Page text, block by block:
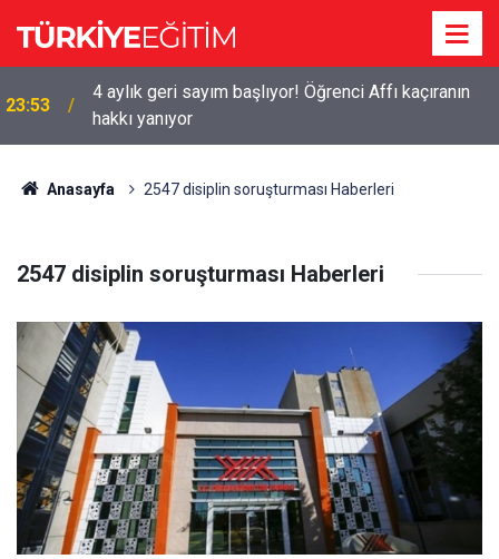
23:53
4 aylık geri sayım başlıyor! Öğrenci Affı kaçıranın
hakkı yanıyor
Anasayfa 2547 disiplin soruşturması Haberleri
2547 disiplin soruşturması Haberleri